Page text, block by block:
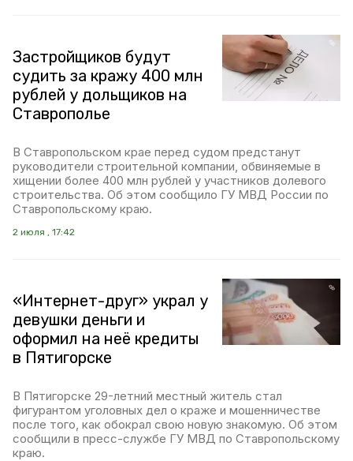
Застройщиков будут
судить за кражу 400 млн
рублей у дольщиков на
Ставрополье
В Ставропольском крае перед судом предстанут
руководители строительной компании, обвиняемые в
хищении более 400 млн рублей у участников долевого
строительства. Об этом сообщило ГУ МВД России по
Ставропольскому краю.
2 июля , 17:42
«Интернет-друг» украл у
девушки деньги и
оформил на неё кредиты
в Пятигорске
В Пятигорске 29-летний местный житель стал
фигурантом уголовных дел о краже и мошенничестве
после того, как обокрал свою новую знакомую. Об этом
сообщили в пресс-службе ГУ МВД по Ставропольскому
краю.